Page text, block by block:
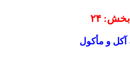
بخش: ۲۴
و مأکول